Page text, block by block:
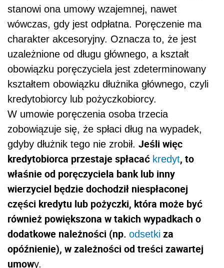
stanowi ona umowy wzajemnej, nawet
wówczas, gdy jest odpłatna. Poręczenie ma
charakter akcesoryjny. Oznacza to, że jest
uzależnione od długu głównego, a kształt
obowiązku poręczyciela jest zdeterminowany
kształtem obowiązku dłużnika głównego, czyli
kredytobiorcy lub pożyczkobiorcy.
W umowie poręczenia osoba trzecia
zobowiązuje się, że spłaci dług na wypadek,
gdyby dłużnik tego nie zrobił. Jeśli więc
kredytobiorca przestaje spłacać kredyt, to
właśnie od poręczyciela bank lub inny
wierzyciel będzie dochodził niespłaconej
części kredytu lub pożyczki, która może być
również powiększona w takich wypadkach o
dodatkowe należności (np. odsetki za
opóźnienie), w zależności od treści zawartej
umowy.